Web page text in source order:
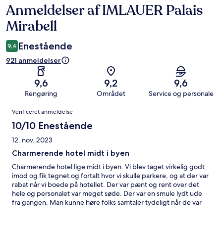
Anmeldelser
Anmeldelser af IMLAUER Palais
Mirabell
9,4 Enestående
921 anmeldelser
9,6
Rengøring
9,2
Området
9,6
Service og personale
Anmeldelser
Verificeret anmeldelse
10/10 Enestående
12. nov. 2023
Charmerende hotel midt i byen
Charmerende hotel lige midt i byen. Vi blev taget virkelig godt
imod og fik tegnet og fortalt hvor vi skulle parkere, og at der var
rabat når vi boede på hotellet. Der var pænt og rent over det
hele og personalet var meget søde. Der var en smule lydt ude
fra gangen. Man kunne høre folks samtaler tydeligt når de var